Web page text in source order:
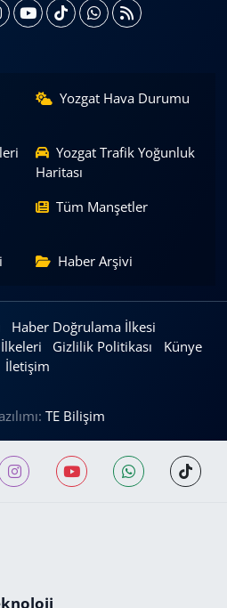
Yozgat Hava Durumu
Yozgat Trafik Yoğunluk
Haritası
Tüm Manşetler
Haber Arşivi
Haber Doğrulama İlkesi
Gizlilik Politikası
Künye
İletişim
TE Bilişim